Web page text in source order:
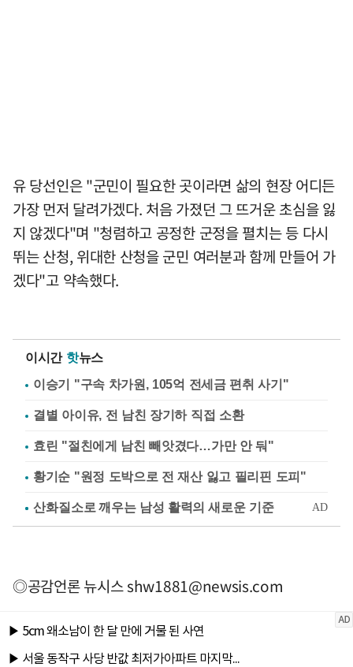
유 당선인은 "군민이 필요한 곳이라면 삶의 현장 어디든
가장 먼저 달려가겠다. 처음 가졌던 그 뜨거운 초심을 잃
지 않겠다"며 "청렴하고 공정한 군정을 펼치는 등 다시
뛰는 산청, 위대한 산청을 군민 여러분과 함께 만들어 가
겠다"고 약속했다.
이시간 핫뉴스
이승기 "구속 차가원, 105억 전세금 편취 사기"
결별 아이유, 전 남친 장기하 직접 소환
효린 "절친에게 남친 빼앗겼다…가만 안 둬"
황기순 "원정 도박으로 전 재산 잃고 필리핀 도피"
◎공감언론 뉴시스shw1881@newsis.com